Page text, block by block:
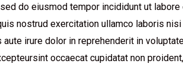
do eiusmod tempor incididunt ut labore
nostrud exercitation ullamco laboris
aute irure dolor in reprehenderit in
occaecat cupidatat non